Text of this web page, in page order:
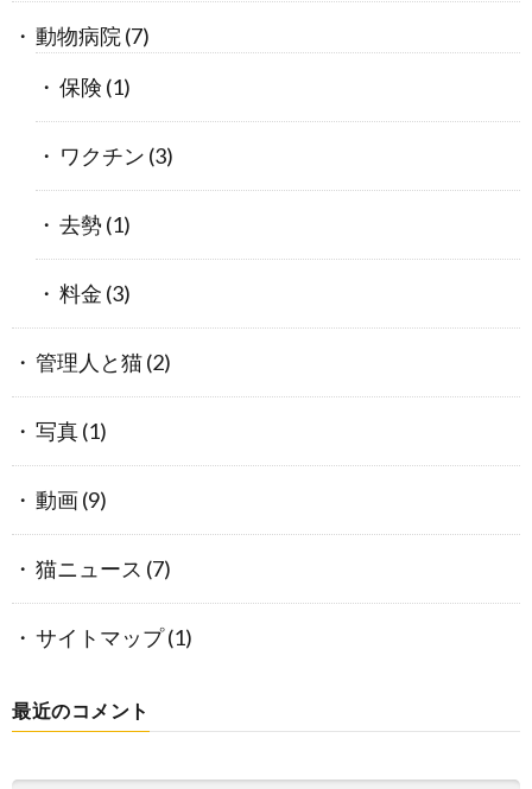
動物病院(7)
保険 (1)
ワクチン (3)
去勢 (1)
料金 (3)
管理人と猫(2)
写真(1)
動画(9)
猫ニュース (7)
サイトマップ(1)
最近のコメント